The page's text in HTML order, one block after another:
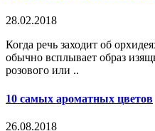
28.02.2018
Когда речь заходит об
обычно всплывает образ
розового или ..
10 самых ароматных цветов
26.08.2018